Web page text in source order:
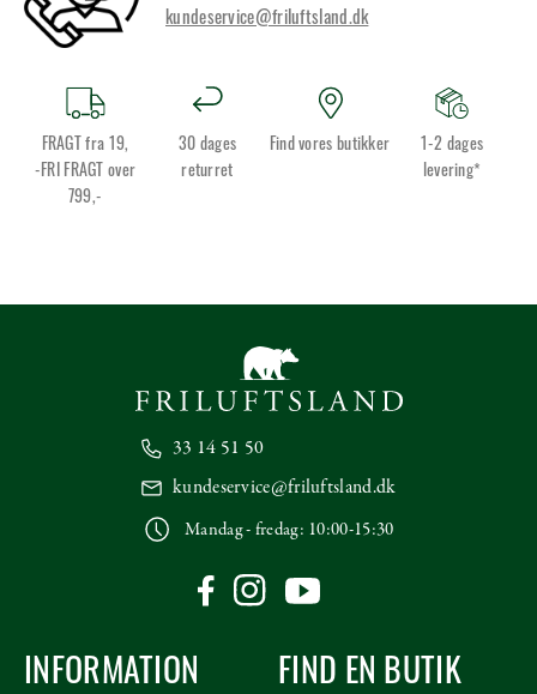
kundeservice@friluftsland.dk
FRAGT fra 19,
-FRI FRAGT over
799,-
30 dages
returret
Find vores butikker
1-2 dages
levering*
33 14 51 50
kundeservice@friluftsland.dk
Mandag - fredag: 10:00-15:30
INFORMATION FIND EN BUTIK